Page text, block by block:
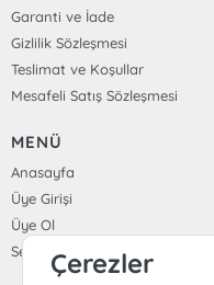
Garanti ve İade
Gizlilik Sözleşmesi
Teslimat ve Koşullar
Mesafeli Satış Sözleşmesi
MENÜ
Anasayfa
Üye Girişi
Üye Ol
SepetimÇerezler